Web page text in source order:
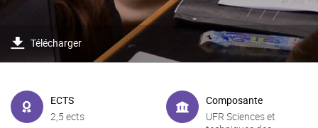
Télécharger
ECTS
2,5 ects
Composante
UFR Sciences et